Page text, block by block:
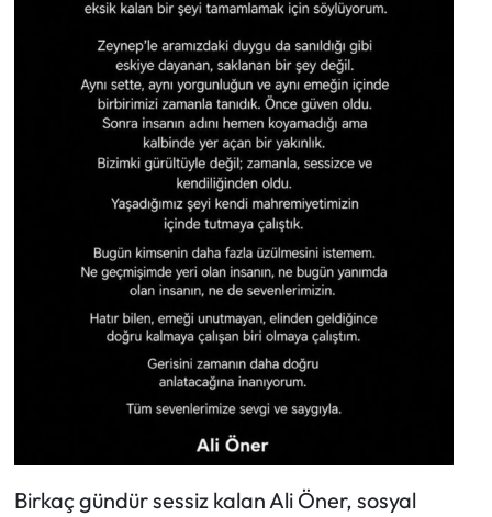
Birkaç gündür sessiz kalan Ali Öner, sosyal